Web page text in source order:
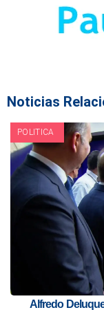
Noticias
POLITICA
Alfredo